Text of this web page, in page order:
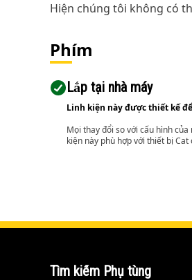
Hiện chúng tôi không có
Phím
Lắp tại nhà máy
Linh kiện này được thiết kế
Mọi thay đổi so với cấu hình
kiện này phù hợp với thiết bị
Tìm kiếm Phụ tùng